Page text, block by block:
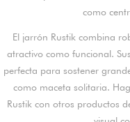
como
El jarrón Rustik combina
atractivo como funcional.
perfecta para sostener
como maceta solitaria.
Rustik con otros productos